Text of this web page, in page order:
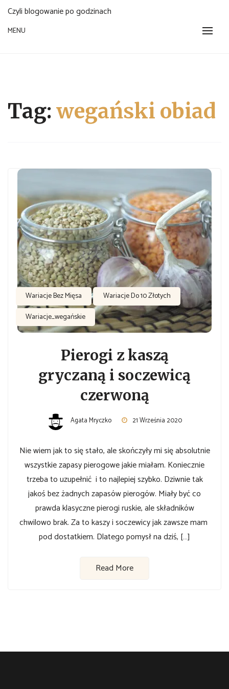
Czyli blogowanie po godzinach
MENU
Tag: wegański obiad
Wariacje Bez Mięsa
Wariacje Do 10 Złotych
Wariacje_wegańskie
Pierogi z kaszą
gryczaną i soczewicą
czerwoną
Agata Mryczko 21 Września 2020
Nie wiem jak to się stało, ale skończyły mi się absolutnie
wszystkie zapasy pierogowe jakie miałam. Koniecznie
trzeba to uzupełnić i to najlepiej szybko. Dziwnie tak
jakoś bez żadnych zapasów pierogów. Miały być co
prawda klasyczne pierogi ruskie, ale składników
chwilowo brak. Za to kaszy i soczewicy jak zawsze mam
pod dostatkiem. Dlatego pomysł na dziś, […]
Read More